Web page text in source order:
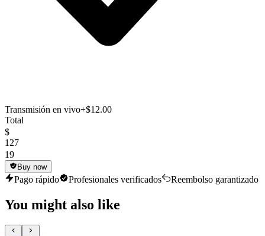
Transmisión en vivo+$12.00
Total
$
127
19
Buy now
Pago rápido Profesionales verificados Reembolso garantizado
You might also like